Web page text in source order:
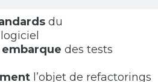
du
des tests
l’objet de refactorings